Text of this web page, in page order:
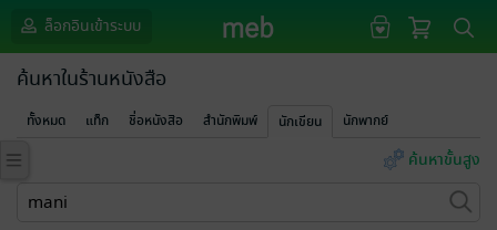
ล็อกอินเข้าระบบ
ค้นหาในร้านหนังสือ
ทั้งหมด แท็ก ชื่อหนังสือ สำนักพิมพ์ นักเขียน นักพากย์
ค้นหาขั้นสูง